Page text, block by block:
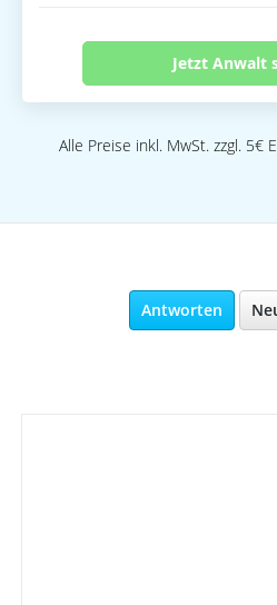
Jetzt Anwalt
Alle Preise inkl. MwSt. zzgl. 5€
Antworten